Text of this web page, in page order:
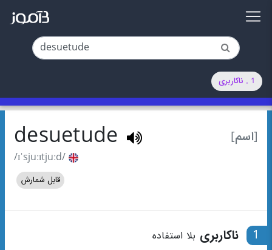
1 . ناکاربری
[اسم] desuetude
/ɪˈsjuːɪtjuːd/
قابل شمارش
1 ناکاربری بلا استفاده